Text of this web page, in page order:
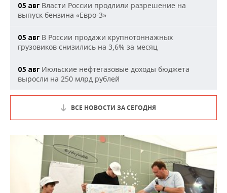
05 авг Власти России продлили разрешение на
выпуск бензина «Евро-3»
05 авг В России продажи крупнотоннажных
грузовиков снизились на 3,6% за месяц
05 авг Июльские нефтегазовые доходы бюджета
выросли на 250 млрд рублей
ВСЕ НОВОСТИ ЗА СЕГОДНЯ